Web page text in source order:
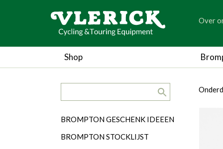
Over
Shop
Categorieën
BROMPTON GESCHENK IDEEEN
BROMPTON STOCKLIJST